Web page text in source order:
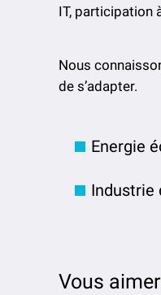
IT, participation
Nous
de s’adapter.
Energie
Industrie
Vous